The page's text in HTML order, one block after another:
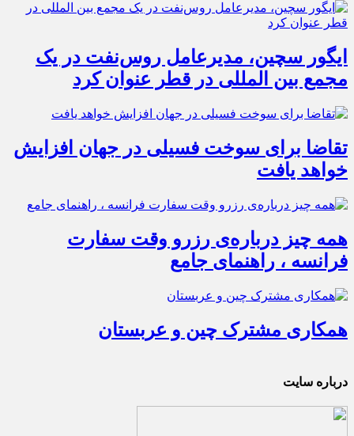
ایگور سچین، مدیرعامل روس‌نفت در یک
مجمع بین المللی در قطر عنوان کرد
تقاضا برای سوخت فسیلی در جهان افزایش
خواهد یافت
همه چیز درباره‌ی رزرو وقت سفارت
فرانسه ، راهنمای جامع
همکاری مشترک چین و عربستان
درباره سایت